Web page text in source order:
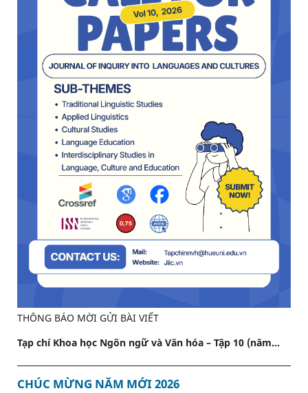
THÔNG BÁO MỜI GỬI BÀI VIẾT
Tạp chí Khoa học Ngôn ngữ và Văn hóa – Tập 10 (năm...
CHÚC MỪNG NĂM MỚI 2026